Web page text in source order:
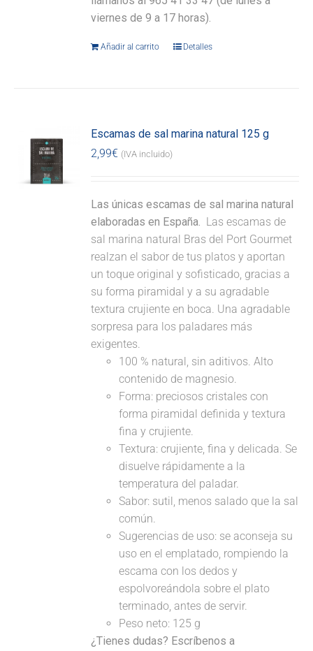
viernes de 9 a 17 horas).
Añadir al carrito Detalles
Escamas de sal marina natural 125 g
2,99€ (IVA incluido)
Las únicas escamas de sal marina natural
elaboradas en España. Las escamas de
sal marina natural Bras del Port Gourmet
realzan el sabor de tus platos y aportan
un toque original y sofisticado, gracias a
su forma piramidal y a su agradable
textura crujiente en boca. Una agradable
sorpresa para los paladares más
exigentes.
100 % natural, sin aditivos. Alto
contenido de magnesio.
Forma: preciosos cristales con
forma piramidal definida y textura
fina y crujiente.
Textura: crujiente, fina y delicada. Se
disuelve rápidamente a la
temperatura del paladar.
Sabor: sutil, menos salado que la sal
común.
Sugerencias de uso: se aconseja su
uso en el emplatado, rompiendo la
escama con los dedos y
espolvoreándola sobre el plato
terminado, antes de servir.
Peso neto: 125 g
¿Tienes dudas? Escríbenos a